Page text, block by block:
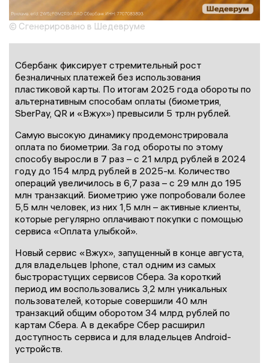
© Сгенерировано в Шедевруме
Сбербанк фиксирует стремительный рост
безналичных платежей без использования
пластиковой карты. По итогам 2025 года обороты по
альтернативным способам оплаты (биометрия,
SberPay, QR и «Вжух») превысили 5 трлн рублей.
Самую высокую динамику продемонстрировала
оплата по биометрии. За год обороты по этому
способу выросли в 7 раз – с 21 млрд рублей в 2024
году до 154 млрд рублей в 2025-м. Количество
операций увеличилось в 6,7 раза – с 29 млн до 195
млн транзакций. Биометрию уже попробовали более
5,5 млн человек, из них 1,5 млн – активные клиенты,
которые регулярно оплачивают покупки с помощью
сервиса «Оплата улыбкой».
Новый сервис «Вжух», запущенный в конце августа,
для владельцев Iphone, стал одним из самых
быстрорастущих сервисов Сбера. За короткий
период им воспользовались 3,2 млн уникальных
пользователей, которые совершили 40 млн
транзакций общим оборотом 34 млрд рублей по
картам Сбера. А в декабре Сбер расширил
доступность сервиса и для владельцев Android-
устройств.